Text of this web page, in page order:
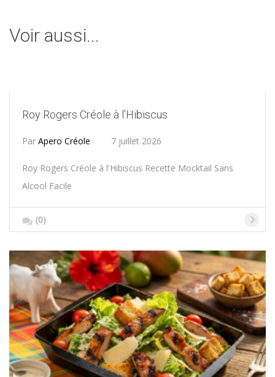
Voir aussi...
Roy Rogers Créole à l’Hibiscus
Par Apero Créole 7 juillet 2026
Roy Rogers Créole à l'Hibiscus Recette Mocktail Sans
Alcool Facile
(0)